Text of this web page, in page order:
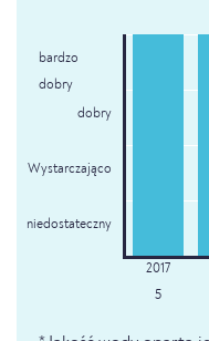
bardzo
dobry
dobry
Wystarczająco
niedostateczny
5